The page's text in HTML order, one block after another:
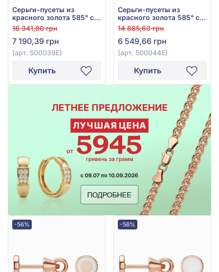
Серьги-пусеты из
красного золота 585° с
чёрной эмалью, арт.
500039Е
16 341,80 грн
7 190,39 грн
(арт. 500039Е)
Купить
Серьги-пусеты из
красного золота 585° с
эмалью, арт. 500044Е
14 885,60 грн
6 549,66 грн
(арт. 500044Е)
Купить
-56% -56%